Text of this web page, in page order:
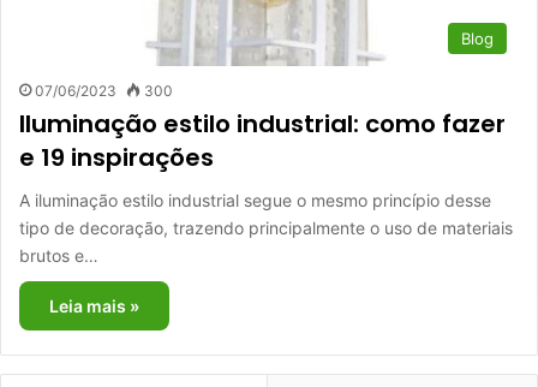
Blog
07/06/2023 300
Iluminação estilo industrial: como fazer
e 19 inspirações
A iluminação estilo industrial segue o mesmo princípio desse
tipo de decoração, trazendo principalmente o uso de materiais
brutos e…
Leia mais »